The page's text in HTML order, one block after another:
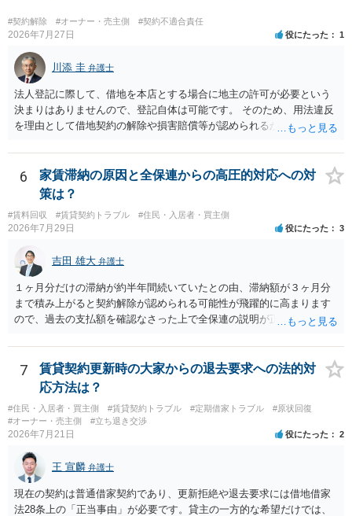
#契約解除 #オーナー・売主側 #契約不適合責任
2026年7月27日 役にたった 1
川添 圭 弁護士
法人登記に際して、借地を本店とする場合に地主の許可が必要という
決まりはありませんので、登記自体は可能です。 そのため、用法違反
を理由として借地契約の解除や損害賠償等が認められるかどうかが問
の建物を住居用に限定する（事業に使用しない）特約があると評価で
きるかどうかが重要でしょう（借地契約締結後に賃借人が建物を店舗
に改装したという事案で、住居に限定する特約までは存在しなかった
として契約解除を認めなかった裁判例があります）。契約条項の記載
や解釈の問題になりますので、弁護士へ直接相談されることをお勧め
します。
6
家賃滞納の原因と全保連からの高圧的対応への対
策は？
#賃料回収 #賃貸契約トラブル #住民・入居者・買主側
2026年7月29日 役にたった 3
吉田 雄大 弁護士
１ヶ月分だけの滞納が約半年間続いていたとの由、滞納額が３ヶ月分
まで積み上がると契約解除が認められる可能性が飛躍的に高まります
ので、過去の支払額を確認なさった上で全保連の説明が正しければ、
た理由は気になるところですが、中身のある返答は期待できないと思
います。
7
賃貸契約更新時の大家からの退去要求への法的対
応方法は？
#住民・入居者・買主側 #賃貸契約トラブル #定期借家トラブル
#原状回復
#オーナー・売主側
#立ち退き交渉
2026年7月21日 役にたった 2
王 宣麟 弁護士
現在の契約は普通借家契約であり、更新拒絶や退去要求には借地借家
法28条上の「正当事由」が必要です。貸主の一方的な希望だけでは、